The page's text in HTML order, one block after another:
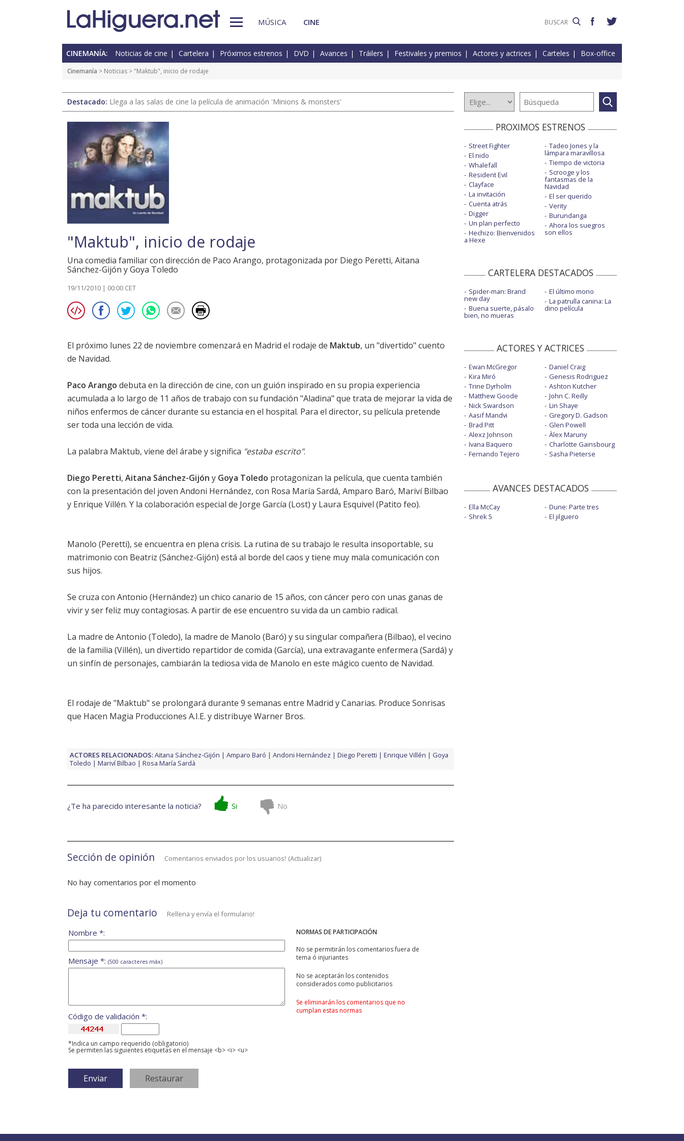
MÚSICA CINE
CINEMANÍA: Noticias de cine Cartelera Próximos estrenos DVD Avances Tráilers Festivales y premios Actores y actrices Carteles Box-office
Cinemanía > Noticias > "Maktub", inicio de rodaje
Destacado: Llega a las salas de cine la película de animación 'Minions & monsters'
"Maktub", inicio de rodaje
Una comedia familiar con dirección de Paco Arango, protagonizada por Diego Peretti, Aitana
Sánchez-Gijón y Goya Toledo
19/11/2010 | 00:00 CET
El próximo lunes 22 de noviembre comenzará en Madrid el rodaje de Maktub, un "divertido" cuento
de Navidad.
Paco Arango debuta en la dirección de cine, con un guión inspirado en su propia experiencia
acumulada a lo largo de 11 años de trabajo con su fundación "Aladina" que trata de mejorar la vida de
niños enfermos de cáncer durante su estancia en el hospital. Para el director, su película pretende
ser toda una lección de vida.
La palabra Maktub, viene del árabe y significa "estaba escrito".
Diego Peretti, Aitana Sánchez-Gijón y Goya Toledo protagonizan la película, que cuenta también
con la presentación del joven Andoni Hernández, con Rosa María Sardá, Amparo Baró, Mariví Bilbao
y Enrique Villén. Y la colaboración especial de Jorge García (Lost) y Laura Esquivel (Patito feo).
Manolo (Peretti), se encuentra en plena crisis. La rutina de su trabajo le resulta insoportable, su
matrimonio con Beatriz (Sánchez-Gijón) está al borde del caos y tiene muy mala comunicación con
sus hijos.
Se cruza con Antonio (Hernández) un chico canario de 15 años, con cáncer pero con unas ganas de
vivir y ser feliz muy contagiosas. A partir de ese encuentro su vida da un cambio radical.
La madre de Antonio (Toledo), la madre de Manolo (Baró) y su singular compañera (Bilbao), el vecino
de la familia (Villén), un divertido repartidor de comida (García), una extravagante enfermera (Sardá) y
un sinfín de personajes, cambiarán la tediosa vida de Manolo en este mágico cuento de Navidad.
El rodaje de "Maktub" se prolongará durante 9 semanas entre Madrid y Canarias. Produce Sonrisas
que Hacen Magia Producciones A.I.E. y distribuye Warner Bros.
ACTORES RELACIONADOS:Aitana Sánchez-Gijón Amparo Baró Andoni Hernández Diego Peretti Enrique Villén
Goya
Toledo
Mariví Bilbao Rosa María Sardà
¿Te ha parecido interesante la noticia? Si No
Sección de opinión Comentarios enviados por los usuarios! (Actualizar)
No hay comentarios por el momento
Deja tu comentario Rellena y envía el formulario!
NORMAS DE PARTICIPACIÓN
No se permitirán los comentarios fuera de
tema ó injuriantes
No se aceptarán los contenidos
considerados como publicitarios
Se eliminarán los comentarios que no
cumplan estas normas
Nombre *:
Mensaje *: (500 caracteres máx)
Código de validación *:
*Indica un campo requerido (obligatorio)
Se permiten las siguientes etiquetas en el mensaje <b> <i> <u>
PROXIMOS ESTRENOS
Street Fighter
El nido
Whalefall
Resident Evil
Clayface
La invitación
Cuenta atrás
Digger
Un plan perfecto
Hechizo: Bienvenidos
a Hexe
Tadeo Jones y la
lámpara maravillosa
Tiempo de victoria
Scrooge y los
fantasmas de la
Navidad
El ser querido
Verity
Burundanga
Ahora los suegros
son ellos
CARTELERA DESTACADOS
Spider-man: Brand
new day
Buena suerte, pásalo
bien, no mueras
El último mono
La patrulla canina: La
dino película
ACTORES Y ACTRICES
Ewan McGregor
Kira Miró
Trine Dyrholm
Matthew Goode
Nick Swardson
Aasif Mandvi
Brad Pitt
Alexz Johnson
Ivana Baquero
Fernando Tejero
Daniel Craig
Genesis Rodriguez
Ashton Kutcher
John C. Reilly
Lin Shaye
Gregory D. Gadson
Glen Powell
Àlex Maruny
Charlotte Gainsbourg
Sasha Pieterse
AVANCES DESTACADOS
Ella McCay
Shrek 5
Dune: Parte tres
El jilguero